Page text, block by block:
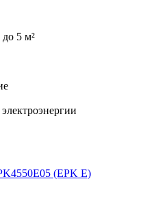
5 м²
(EPK E)